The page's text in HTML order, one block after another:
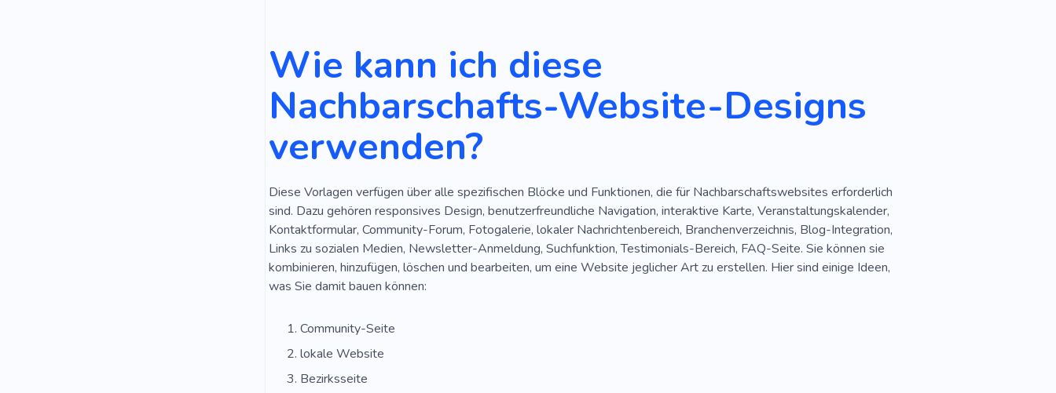
Wie kann ich diese
Nachbarschafts-Website-Designs
verwenden?
Diese Vorlagen verfügen über alle spezifischen Blöcke und Funktionen, die für Nachbarschaftswebsites erforderlich
sind. Dazu gehören responsives Design, benutzerfreundliche Navigation, interaktive Karte, Veranstaltungskalender,
Kontaktformular, Community-Forum, Fotogalerie, lokaler Nachrichtenbereich, Branchenverzeichnis, Blog-Integration,
Links zu sozialen Medien, Newsletter-Anmeldung, Suchfunktion, Testimonials-Bereich, FAQ-Seite. Sie können sie
kombinieren, hinzufügen, löschen und bearbeiten, um eine Website jeglicher Art zu erstellen. Hier sind einige Ideen,
was Sie damit bauen können:
Community-Seite
lokale Website
Bezirksseite